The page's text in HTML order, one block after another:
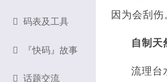
因为会刮伤。
自制天
流理台
码表及工具
『快码』故事
话题交流